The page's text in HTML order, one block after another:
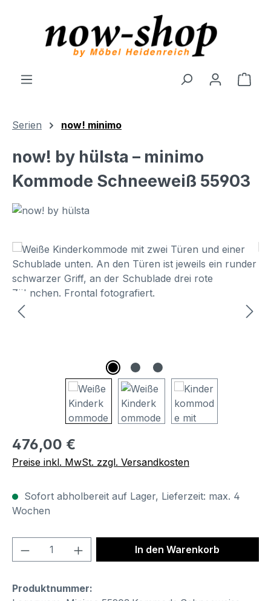
Serien now! minimo
now! by hülsta – minimo
Kommode Schneeweiß 55903
Bildergalerie überspringen
Regulärer Preis:
476,00 €
Preise inkl. MwSt. zzgl. Versandkosten
Sofort abholbereit auf Lager, Lieferzeit: max. 4
Wochen
Produkt Anzahl: Gib denIn den Warenkorb
Produktnummer: